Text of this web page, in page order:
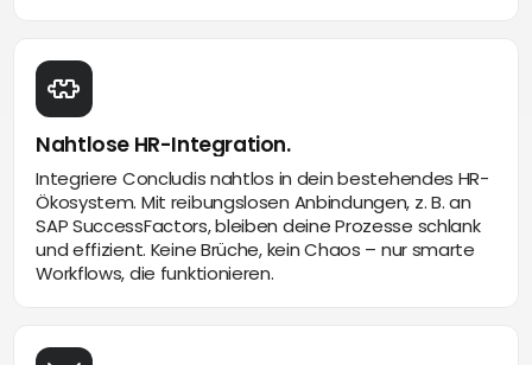
Nahtlose HR-Integration.
Integriere Concludis nahtlos in dein bestehendes HR-
Ökosystem. Mit reibungslosen Anbindungen, z. B. an
SAP SuccessFactors, bleiben deine Prozesse schlank
und effizient. Keine Brüche, kein Chaos – nur smarte
Workflows, die funktionieren.